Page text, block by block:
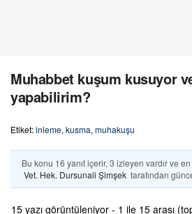
Muhabbet kuşum kusuyor
yapabilirim?
Etiket:inleme, kusma, muhakuşu
Bu konu 16 yanıt içerir, 3 izleyen vardır ve
Vet. Hek. Dursunali Şimşek tarafından
15 yazı görüntüleniyor - 1 ile 15 arası